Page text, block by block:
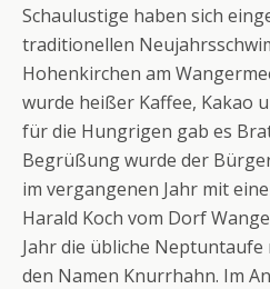
Schaulustige haben sich
traditionellen
Hohenkirchen am
wurde heißer Kaffee, Kakao
für die Hungrigen gab es
Begrüßung wurde der
im vergangenen Jahr mit
Harald Koch vom Dorf
Jahr die übliche Neptuntaufe
den Namen Knurrhahn. Im